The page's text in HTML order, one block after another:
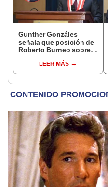
Gunther Gonzáles
señala que posición de
Roberto Burneo sobre
Aliaga no representan al
JNE
LEER MÁS